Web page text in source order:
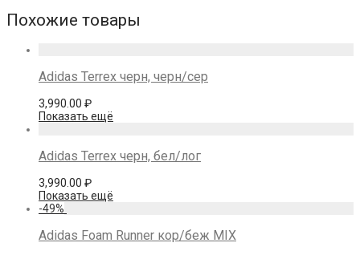
Похожие товары
Adidas Terrex черн, черн/сер
3,990.00 ₽
Показать ещё
Adidas Terrex черн, бел/лог
3,990.00 ₽
Показать ещё
-49%
Adidas Foam Runner кор/беж MIX